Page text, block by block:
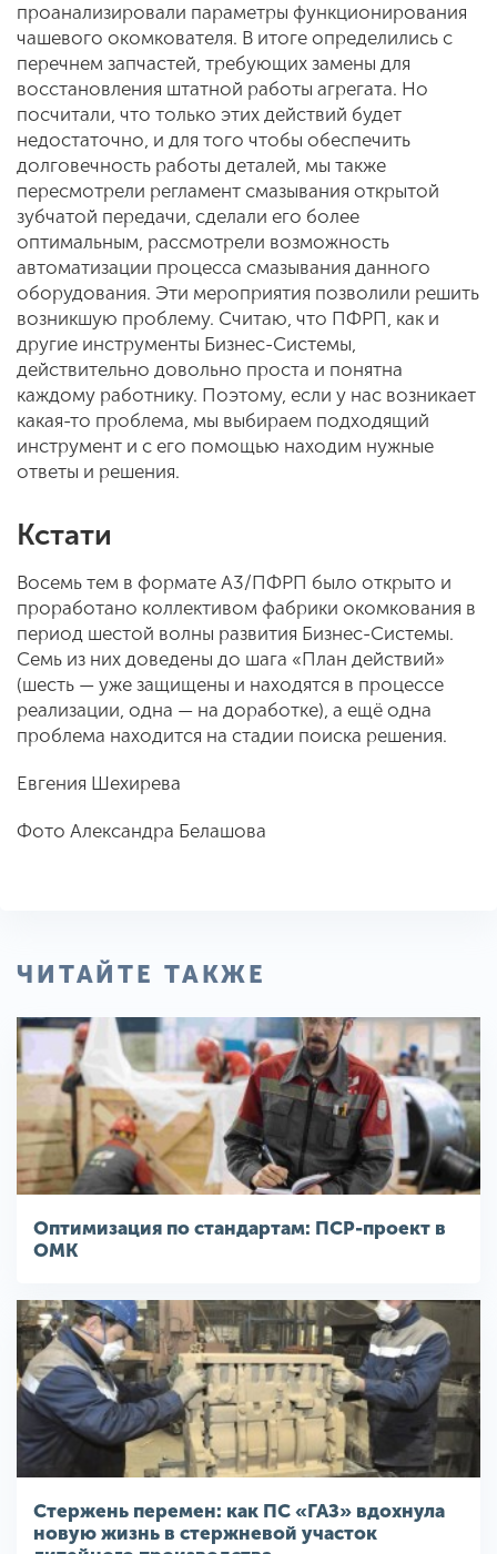
проанализировали параметры функционирования
чашевого окомкователя. В итоге определились с
перечнем запчастей, требующих замены для
восстановления штатной работы агрегата. Но
посчитали, что только этих действий будет
недостаточно, и для того чтобы обеспечить
долговечность работы деталей, мы также
пересмотрели регламент смазывания открытой
зубчатой передачи, сделали его более
оптимальным, рассмотрели возможность
автоматизации процесса смазывания данного
оборудования. Эти мероприятия позволили решить
возникшую проблему. Считаю, что ПФРП, как и
другие инструменты Бизнес-Системы,
действительно довольно проста и понятна
каждому работнику. Поэтому, если у нас возникает
какая-то проблема, мы выбираем подходящий
инструмент и с его помощью находим нужные
ответы и решения.
Кстати
Восемь тем в формате А3/ПФРП было открыто и
проработано коллективом фабрики окомкования в
период шестой волны развития Бизнес-Системы.
Семь из них доведены до шага «План действий»
(шесть — уже защищены и находятся в процессе
реализации, одна — на доработке), а ещё одна
проблема находится на стадии поиска решения.
Евгения Шехирева
Фото Александра Белашова
ЧИТАЙТЕ ТАКЖЕ
Оптимизация по стандартам: ПСР-проект в
ОМК
Стержень перемен: как ПС «ГАЗ» вдохнула
новую жизнь в стержневой участок